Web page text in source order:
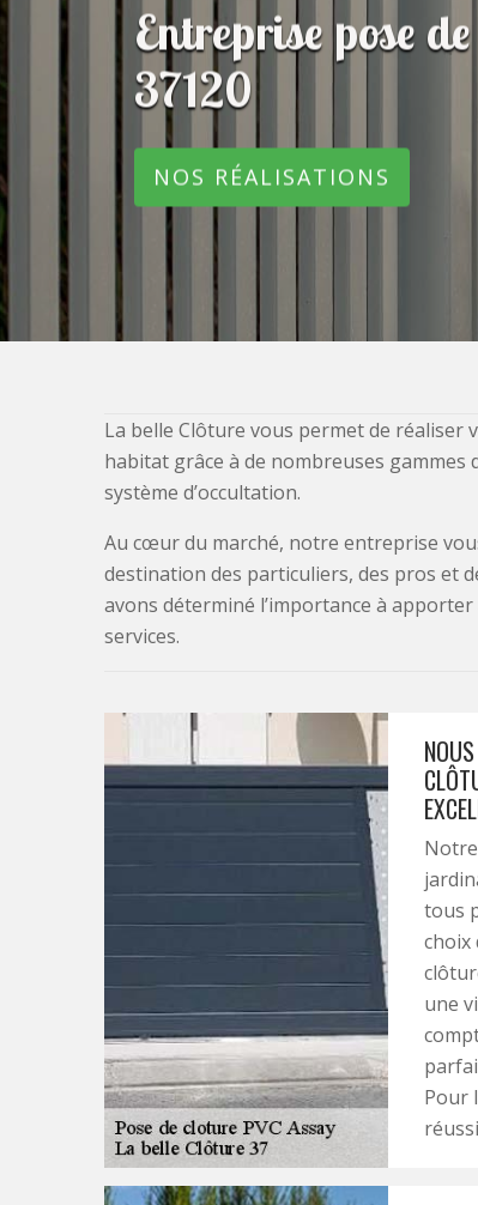
Entreprise pose
37120
NOS RÉALISATIONS
La belle Clôture vous permet de réaliser
habitat grâce à de nombreuses
système d’occultation.
Au cœur du marché, notre entreprise
destination des particuliers, des pros et
avons déterminé l’importance à
services.
tous
choix
une
Pour